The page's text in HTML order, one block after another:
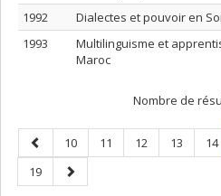
1992
Dialectes et pouvoir en
1993
Multilinguisme et
Maroc
Nombre de
Page
précédente
Page
10 Page
11 Page
12 Page
13 14
Page
19
Page
suivante